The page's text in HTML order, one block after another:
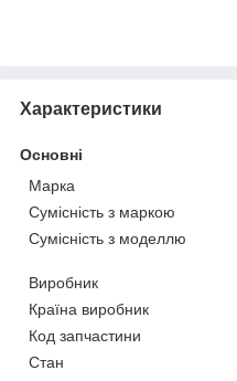
Характеристики
Основні
Марка
Сумісність з маркою
Сумісність з моделлю
Виробник
Країна виробник
Код запчастини
Стан